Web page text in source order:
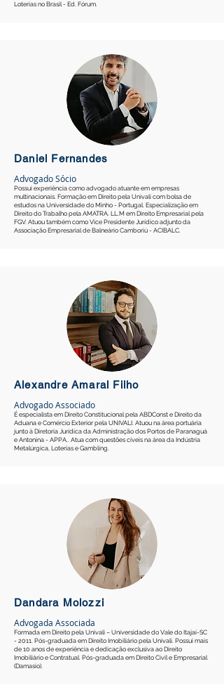
Loterias no Brasil - Ed. Fórum.
Daniel Fernandes
Advogado Sócio
Possui experiência como advogado atuante em empresas
multinacionais. Formação em Direito pela Univali com bolsa de
estudos na Universidade do Minho - Portugal. Especialização em
Direito do Trabalho pela AMATRA. LL.M em Direito Empresarial pela
FGV. Atuou também como Vice Presidente Jurídico adjunto da
Associação Empresarial de Balneário Camboriú - ACIBALC.
Alexandre Amaral Filho
Advogado Associado
É especialista em Direito Constitucional pela ABDConst e Direito da
Aduana e Comércio Exterior pela UNIVALI. Atuou na área portuária
junto à Diretoria Jurídica da Administração dos Portos de Paranaguá
e Antonina - APPA.. Atua com questões cíveis na área da Indústria
Metalúrgica, Loterias e Gambling.
Dandara Molozzi
Advogada Associada
Formada em Direito pela Univali – Universidade do Vale do Itajaí-SC
- 2011. Pós-graduada em Direito Imobiliário pela Univali. Possui mais
de 10 anos de experiência e dedicação exclusiva ao Direito
Imobiliário e Contratual. Pós-graduada em Direito Civil e Empresarial
(Damasio).